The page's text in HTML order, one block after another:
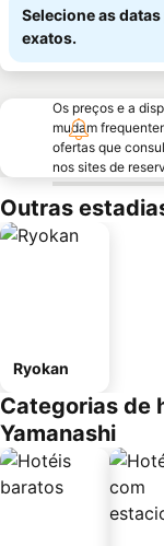
Selecione as
exatos.
Os preços e a
mudam
ofertas que
nos sites de
Outras
Ryokan
Categorias de
Yamanashi